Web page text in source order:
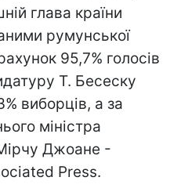
глава країни
румунської
95,7% голосів
Т. Бесеску
виборців, а за
міністра
Джоане -
Press.